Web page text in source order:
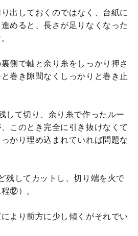
出しておくのではなく、台紙に
めると、長さが足りなくなった
側で軸と余り糸をしっかり押さ
巻き隙間なくしっかりと巻き止
して切り、余り糸で作ったルー
このとき完全に引き抜けなくて
かり埋め込まれていれば問題な
残してカットし、切り端を火で
⑫）。
より前方に少し傾くがそれでい